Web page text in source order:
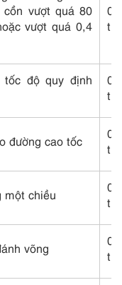
vượt quá 80
vượt quá 0,4
độ quy định
đường cao tốc
một chiều
võng